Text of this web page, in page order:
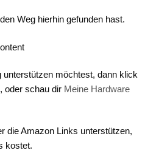
Weg hierhin gefunden hast.
unterstützen möchtest, dann klick
oder schau dir Meine Hardware
die Amazon Links unterstützen,
kostet.